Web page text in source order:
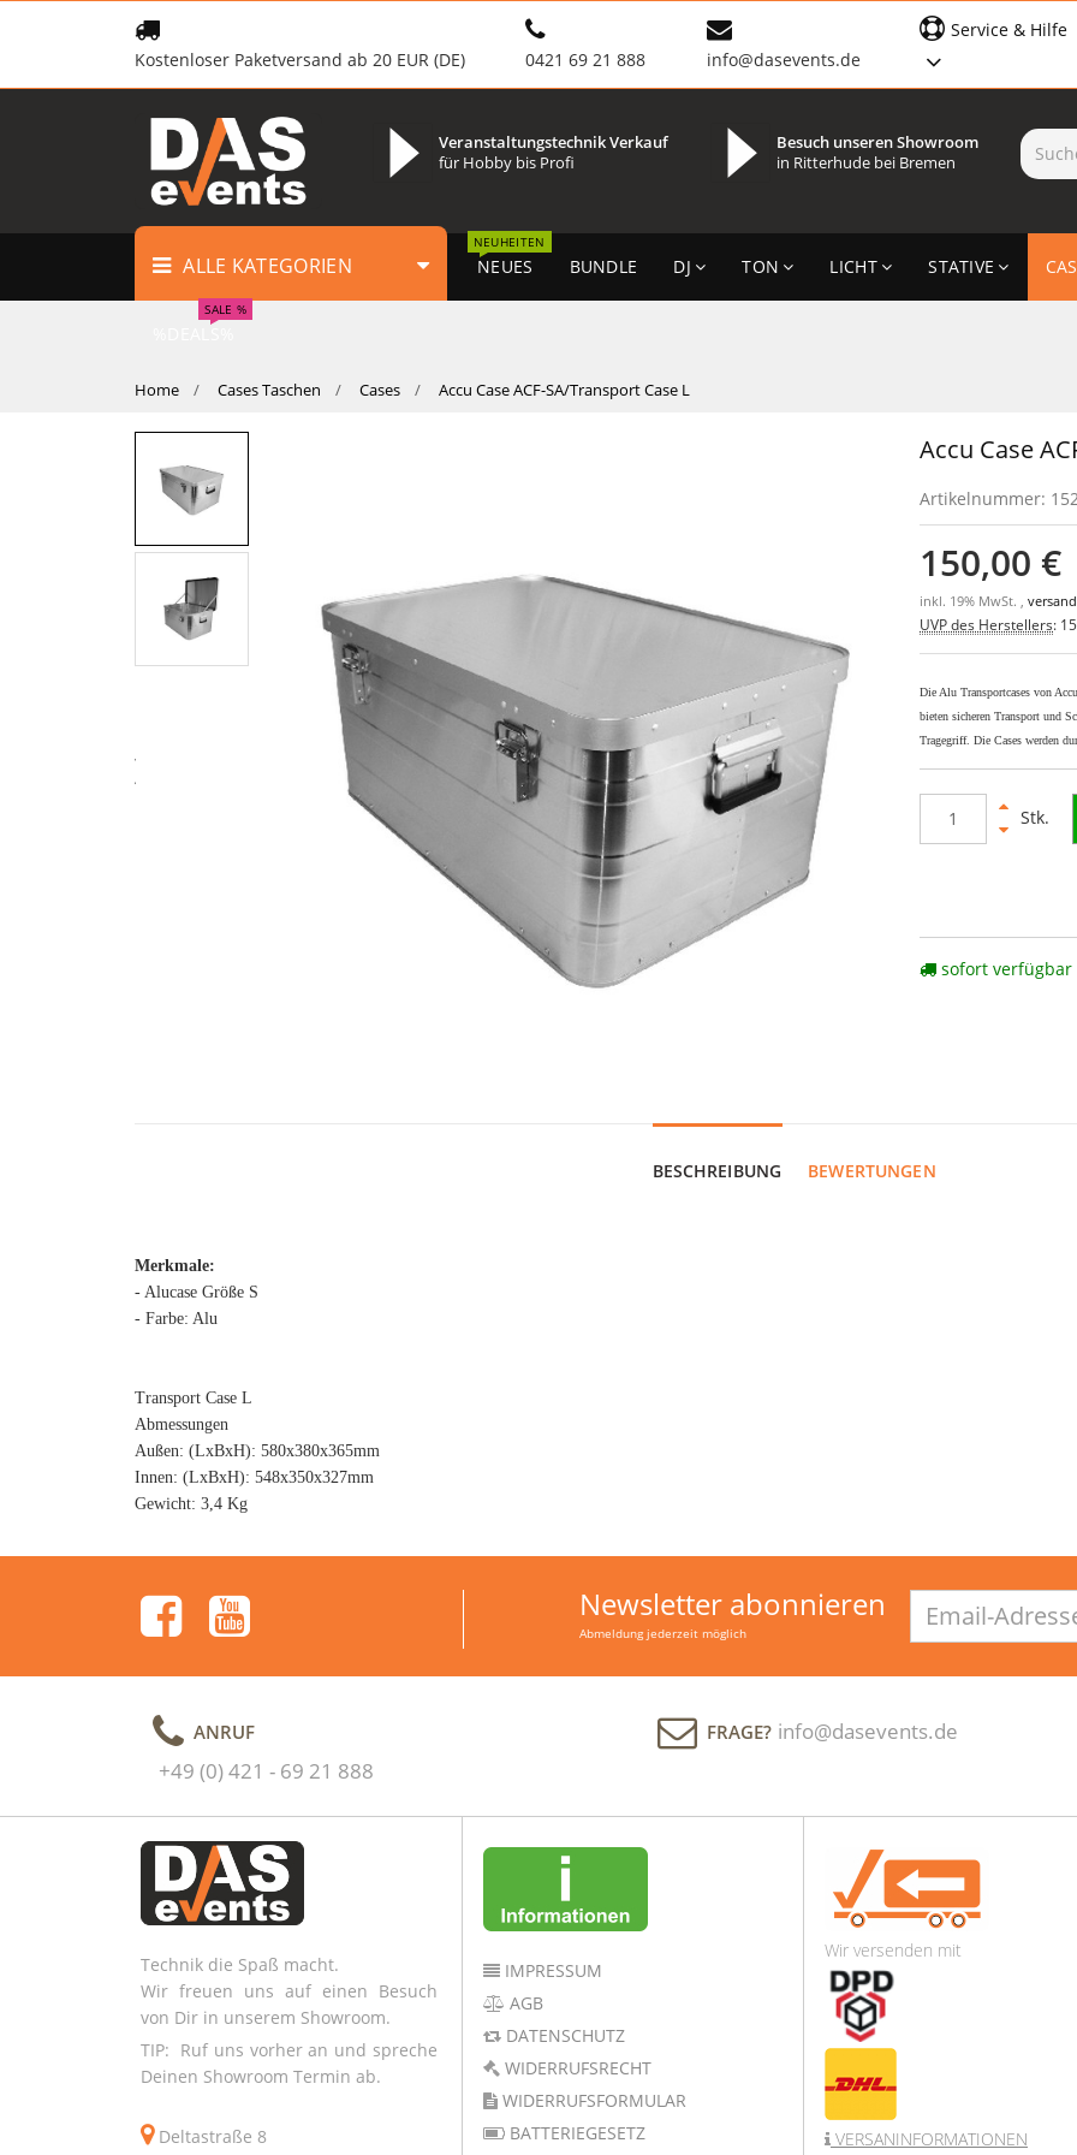
Kostenloser Paketversand ab 20 EUR (DE) 0421 69 21 888 info@dasevents.de
Service & Hilfe
Veranstaltungstechnik Verkauf
für Hobby bis Profi
Besuch unseren Showroom
in Ritterhude bei Bremen
ALLE KATEGORIEN NEUES
NEUHEITEN
BUNDLE DJ TON LICHT STATIVE
SALE %
Home Cases Taschen Cases Accu Case ACF-SA/Transport Case L
Accu Case
Artikelnummer:
150,00 €
inkl. 19% MwSt. ,
UVP des Herstellers:
Die Alu Transportcases von
bieten sicheren Transport und
Tragegriff. Die Cases werden
Stk.
sofort verfügbar
BESCHREIBUNG BEWERTUNGEN
Merkmale:
- Alucase Größe S
- Farbe: Alu
Transport Case L
Abmessungen
Außen: (LxBxH): 580x380x365mm
Innen: (LxBxH): 548x350x327mm
Gewicht: 3,4 Kg
Newsletter abonnieren
Abmeldung jederzeit möglich
Adresse
ANRUF
+49 (0) 421 - 69 21 888
FRAGE? info@dasevents.de
Technik die Spaß macht.
Wir freuen uns auf einen Besuch
von Dir in unserem Showroom.
TIP: Ruf uns vorher an und spreche
Deinen Showroom Termin ab.
Deltastraße 8
IMPRESSUM
AGB
DATENSCHUTZ
WIDERRUFSRECHT
WIDERRUFSFORMULAR
BATTERIEGESETZ
Wir versenden mit
VERSANINFORMATIONEN